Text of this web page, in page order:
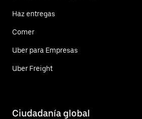
Haz entregas
Comer
Uber para Empresas
Uber Freight
Ciudadanía global